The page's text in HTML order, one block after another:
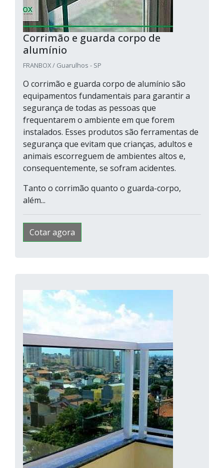
Corrimão e guarda corpo de
alumínio
FRANBOX / Guarulhos - SP
O corrimão e guarda corpo de alumínio são
equipamentos fundamentais para garantir a
segurança de todas as pessoas que
frequentarem o ambiente em que forem
instalados. Esses produtos são ferramentas de
segurança que evitam que crianças, adultos e
animais escorreguem de ambientes altos e,
consequentemente, se sofram acidentes.
Tanto o corrimão quanto o guarda-corpo,
além...
Cotar agora